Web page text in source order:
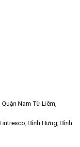
Nam Từ Liêm,
intresco, Bình Hưng, Bình